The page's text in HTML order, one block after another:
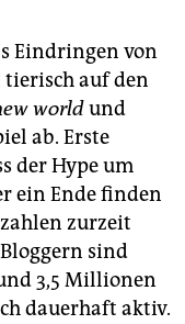
Eindringen von
auf den
worldund
ab. Erste
der Hype um
ein Ende finden
zurzeit
sind
3,5 Millionen
dauerhaft aktiv.